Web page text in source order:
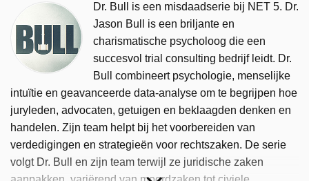
Dr. Bull is een misdaadserie bij NET 5. Dr.
Jason Bull is een briljante en
charismatische psycholoog die een
succesvol trial consulting bedrijf leidt. Dr.
Bull combineert psychologie, menselijke
intuïtie en geavanceerde data-analyse om te begrijpen hoe
juryleden, advocaten, getuigen en beklaagden denken en
handelen. Zijn team helpt bij het voorbereiden van
verdedigingen en strategieën voor rechtszaken. De serie
volgt Dr. Bull en zijn team terwijl ze juridische zaken